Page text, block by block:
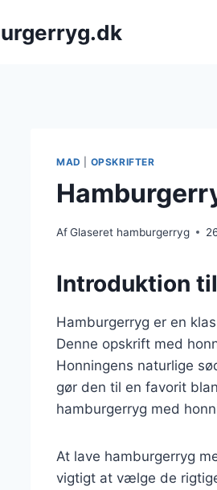
MAD OPSKRIFTER
AfGlaseret hamburgerryg
Introduktion
Hamburgerryg er en
Denne opskrift med
Honningens naturlige
gør den til en favorit
hamburgerryg med
At lave hamburgerryg
vigtigt at vælge de